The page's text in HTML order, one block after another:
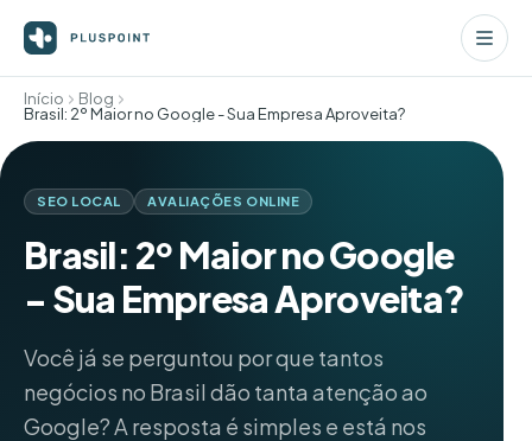
Início
Blog
Brasil: 2º Maior no Google - Sua Empresa Aproveita?
SEO LOCAL AVALIAÇÕES ONLINE
Brasil: 2º Maior no Google
- Sua Empresa Aproveita?
Você já se perguntou por que tantos
negócios no Brasil dão tanta atenção ao
Google? A resposta é simples e está nos